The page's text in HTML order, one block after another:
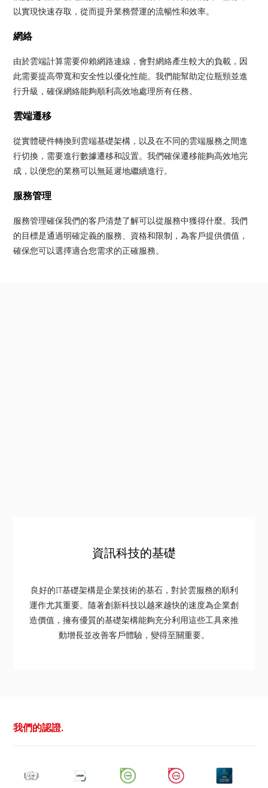
以實現快速存取，從而提升業務營運的流暢性和效率。
網絡
由於雲端計算需要仰賴網路連線，會對網絡產生較大的負載，因
此需要提高帶寬和安全性以優化性能。我們能幫助定位瓶頸並進
行升級，確保網絡能夠順利高效地處理所有任務。
雲端遷移
從實體硬件轉換到雲端基礎架構，以及在不同的雲端服務之間進
行切換，需要進行數據遷移和設置。我們確保遷移能夠高效地完
成，以便您的業務可以無延遲地繼續進行。
服務管理
服務管理確保我們的客戶清楚了解可以從服務中獲得什麼。我們
的目標是通過明確定義的服務、資格和限制，為客戶提供價值，
確保您可以選擇適合您需求的正確服務。
資訊科技的基礎
良好的IT基礎架構是企業技術的基石，對於雲服務的順利
運作尤其重要。隨著創新科技以越來越快的速度為企業創
造價值，擁有優質的基礎架構能夠充分利用這些工具來推
動增長並改善客戶體驗，變得至關重要。
我們的認證.